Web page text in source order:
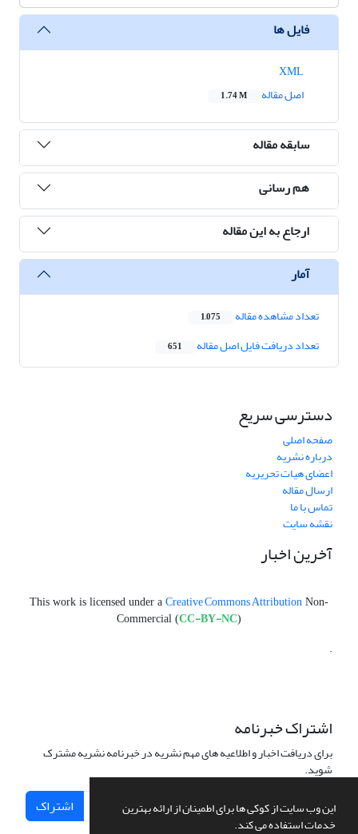
این وب سایت از کوکی ها برای اطمینان از ارائه بهترین
خدمات استفاده می کند.
فایل ها
اصل مقاله
1.74 M
سابقه مقاله
هم رسانی
ارجاع به این مقاله
آمار
تعداد مشاهده مقاله 1,075
تعداد دریافت فایل اصل مقاله 651
دسترسی سریع
صفحه اصلی
درباره نشریه
اعضای هیات تحریریه
ارسال مقاله
تماس با ما
نقشه سایت
آخرین اخبار
This work is licensed under a Creative Commons Attribution Non-
Commercial (CC-BY-NC)
.
اشتراک خبرنامه
برای دریافت اخبار و اطلاعیه های مهم نشریه در خبرنامه نشریه مشترک
شوید.
اشتراک